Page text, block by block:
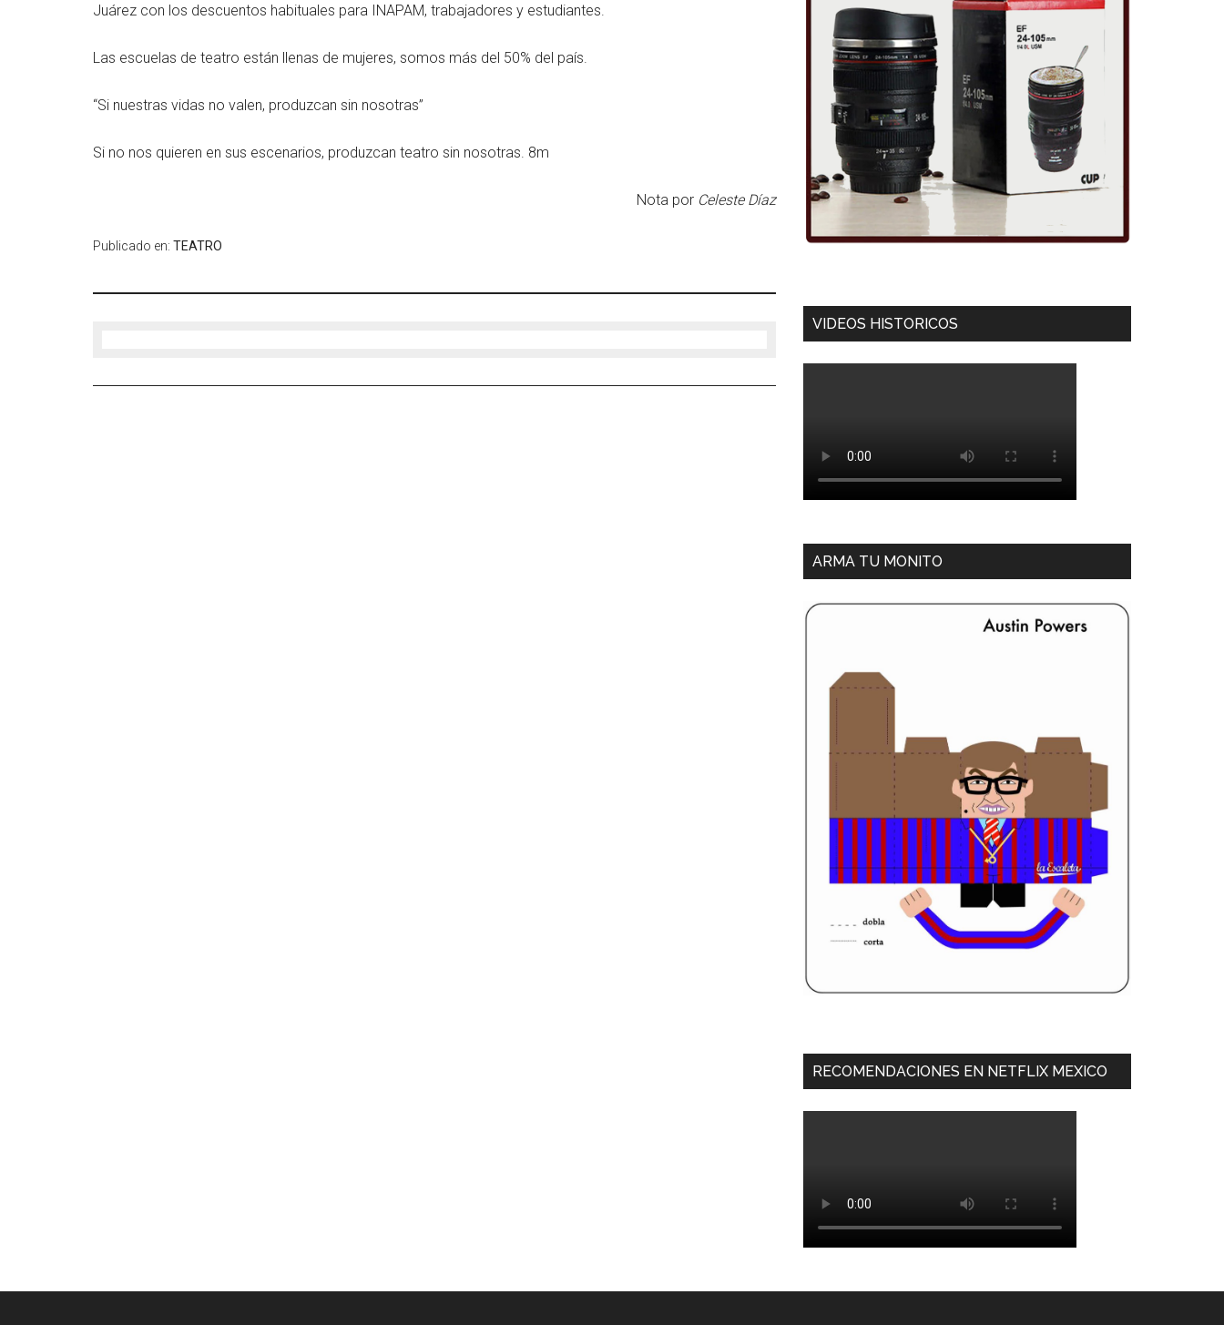
Juárez con los descuentos habituales para INAPAM, trabajadores y estudiantes.
Las escuelas de teatro están llenas de mujeres, somos más del 50% del país.
“Si nuestras vidas no valen, produzcan sin nosotras”
Si no nos quieren en sus escenarios, produzcan teatro sin nosotras. 8m
Nota por Celeste Díaz
Publicado en: TEATRO
VIDEOS HISTORICOS
ARMA TU MONITO
RECOMENDACIONES EN NETFLIX MEXICO